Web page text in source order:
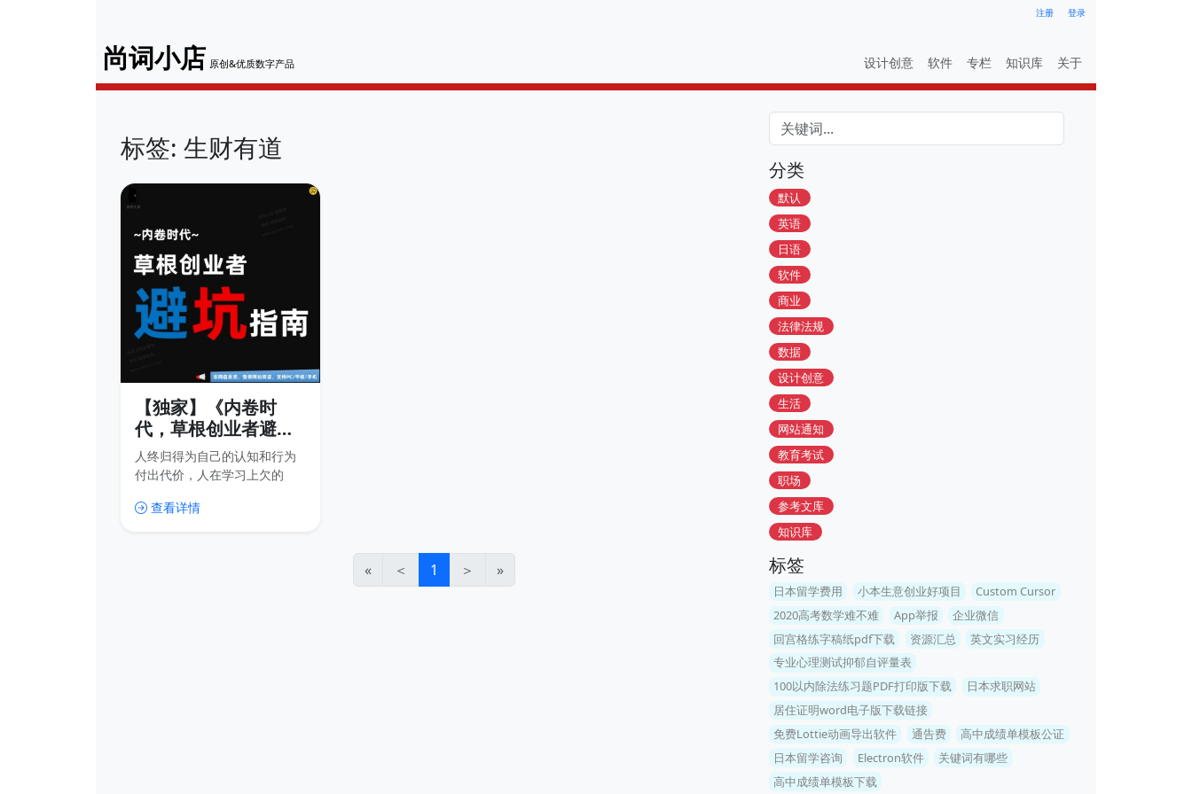
注册 登录
尚词小店 原创&优质数字产品 设计创意 软件 专栏 知识库 关于
标签: 生财有道
【独家】《内卷时
代，草根创业者避坑
指南》一位草根创业
者的十年经验总结
人终归得为自己的认知和行为
付出代价，人在学习上欠的
应。什么水平的认知，就会有
查看详情
« ＜ 1 ＞ »
分类
默认
英语
日语
软件
商业
法律法规
数据
设计创意
生活
网站通知
教育考试
职场
参考文库
知识库
标签
日本留学费用 小本生意创业好项目
Custom Cursor
2020高考数学难不难
App举报
企业微信
回宫格练字稿纸pdf下载
资源汇总
英文实习经历
专业心理测试抑郁自评量表
100以内除法练习题PDF打印版下载
日本求职网站
居住证明word电子版下载链接
免费Lottie动画导出软件
通告费
高中成绩单模板公证
日本留学咨询
Electron软件
关键词有哪些
高中成绩单模板下载